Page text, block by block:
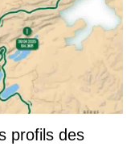
profils des